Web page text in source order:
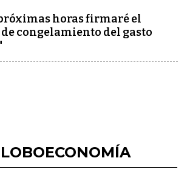
horas firmaré el
congelamiento del gasto